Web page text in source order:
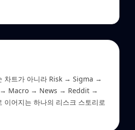
차트가 아니라 Risk → Sigma →
Macro → News → Reddit →
어지는 하나의 리스크 스토리로